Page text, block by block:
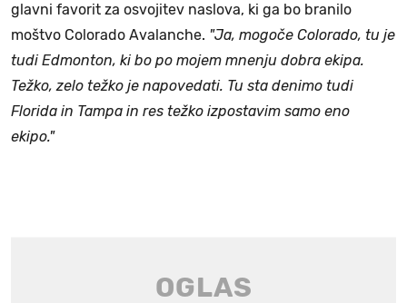
glavni favorit za osvojitev naslova, ki ga bo branilo
moštvo Colorado Avalanche. "Ja, mogoče Colorado, tu je
tudi Edmonton, ki bo po mojem mnenju dobra ekipa.
Težko, zelo težko je napovedati. Tu sta denimo tudi
Florida in Tampa in res težko izpostavim samo eno
ekipo."